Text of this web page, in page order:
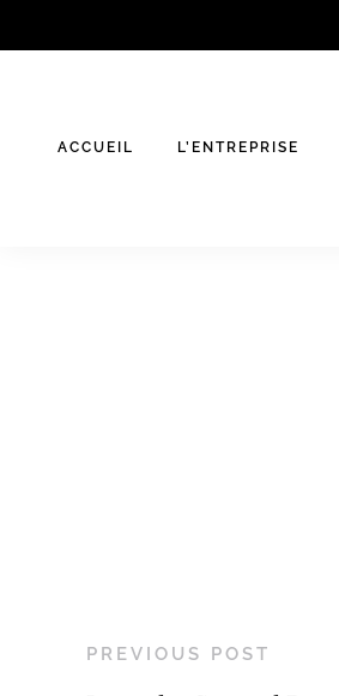
to
ACCUEIL L’ENTREPRISE
PREVIOUS POST